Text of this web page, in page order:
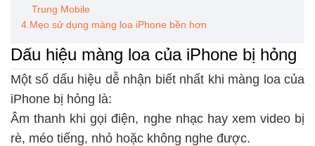
Trung Mobile
4.Mẹo sử dụng màng loa iPhone bền hơn
Dấu hiệu màng loa của iPhone bị hỏng
Một số dấu hiệu dễ nhận biết nhất khi màng loa của
iPhone bị hỏng là:
Âm thanh khi gọi điện, nghe nhạc hay xem video bị
rè, méo tiếng, nhỏ hoặc không nghe được.